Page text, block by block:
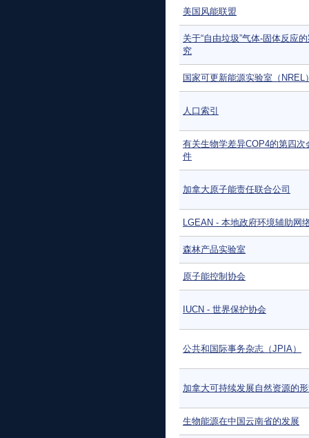
美国风能联盟
关于“自由垃圾”气体-固体反应
究
国家可更新能源实验室（NREL
人口索引
有关生物学差异COP4的第四次
件
加拿大原子能责任联合公司
LGEAN - 本地政府环境辅助网
森林产品实验室
原子能控制协会
IUCN - 世界保护协会
公共和国际事务杂志（JPIA）
加拿大可持续发展自然资源的
生物能源在中国云南省的发展